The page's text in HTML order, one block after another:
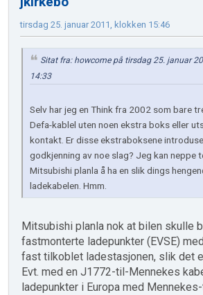
tirsdag 25. januar 2011, klokken 15:46
Sitat fra: howcome på tirsdag 25. januar
14:33
Selv har jeg en Think fra 2002 som bare
Defa-kablel uten noen ekstra boks eller
kontakt. Er disse ekstraboksene
godkjenning av noe slag? Jeg kan neppe
Mitsubishi planla å ha en slik dings
ladekabelen. Hmm.
Mitsubishi planla nok at bilen skulle
fastmonterte ladepunkter (EVSE)
fast tilkoblet ladestasjonen, slik det
Evt. med en J1772-til-Mennekes
ladepunkter i Europa med